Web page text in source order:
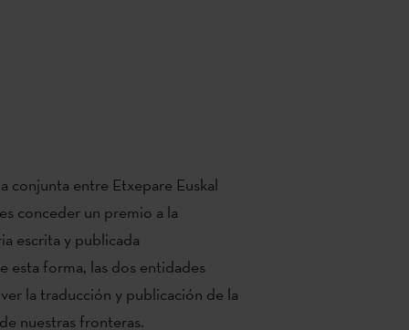
conjunta entre Etxepare Euskal
conceder un premio a la
escrita y publicada
esta forma, las dos entidades
la traducción y publicación de la
nuestras fronteras.